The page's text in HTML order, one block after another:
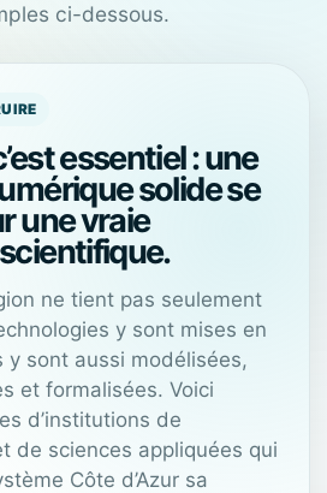
ci-dessous.
essentiel : une
solide se
une vraie
ne tient pas seulement
y sont mises en
sont aussi modélisées,
et formalisées. Voici
d’institutions de
de sciences appliquées qui
Côte d’Azur sa